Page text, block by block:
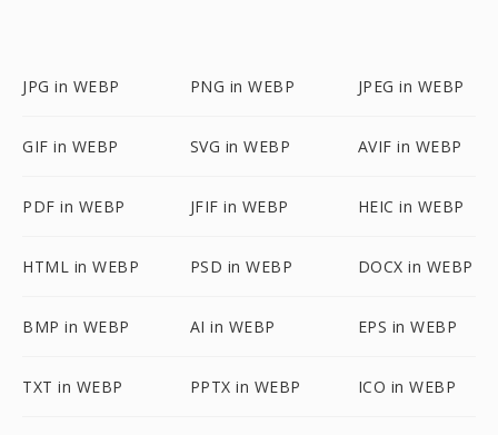
JPG in WEBP PNG in WEBP JPEG in WEBP
GIF in WEBP SVG in WEBP AVIF in WEBP
PDF in WEBP JFIF in WEBP HEIC in WEBP
HTML in WEBP PSD in WEBP DOCX in WEBP
BMP in WEBP AI in WEBP EPS in WEBP
TXT in WEBP PPTX in WEBP ICO in WEBP